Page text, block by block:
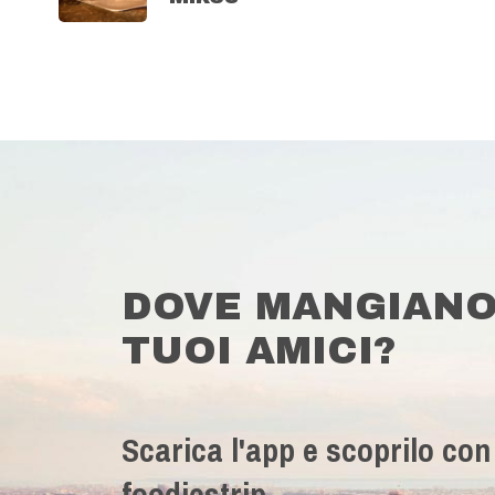
DOVE
TUOI AMICI?
Scarica l'app e scoprilo con